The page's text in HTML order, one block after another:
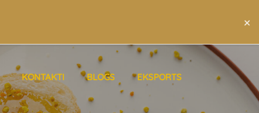
×
KONTAKTI BLOGS EKSPORTS